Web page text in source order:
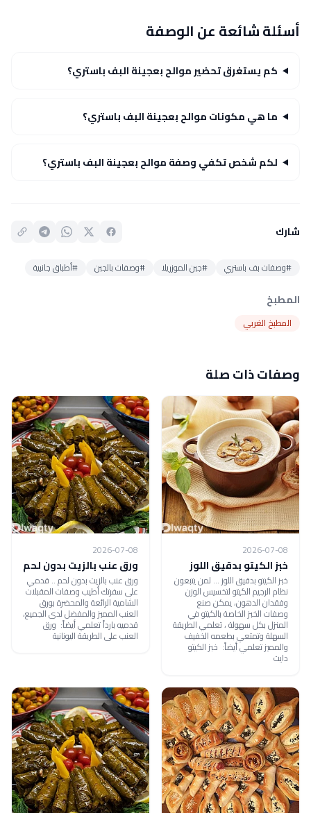
أسئلة شائعة عن الوصفة
كم يستغرق تحضير موالح بعجينة البف باستري؟
ما هي مكونات موالح بعجينة البف باستري؟
لكم شخص تكفي وصفة موالح بعجينة البف باستري؟
شارك
#وصفات بف باستري #جبن الموزريلا #وصفات بالجبن #أطباق جانبية
المطبخ
المطبخ الغربي
وصفات ذات صلة
2026-07-08
خبز الكيتو بدقيق اللوز
خبز الكيتو بدقيق اللوز ... لمن يتبعون
نظام الرجيم الكيتو لتخسيس الوزن
وفقدان الدهون، يمكن صنع
وصفات الخبز الخاصة بالكيتو في
المنزل بكل سهولة ، تعلمي الطريقة
السهلة وتمتعي بطعمه الخفيف
والمميز تعلمي أيضاً: خبز الكيتو
دايت
2026-07-08
ورق عنب بالزيت بدون لحم
ورق عنب بالزيت بدون لحم .. قدمي
على سفرتك أطيب وصفات المقبلات
الشامية الرائعة والمحضرة بورق
العنب المميز والمفضل لدى الجميع،
قدميه بارداً تعلمي أيضاً: ورق
العنب على الطريقة اليونانية